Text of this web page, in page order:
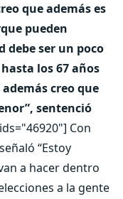
que además es
pueden
debe ser un poco
los 67 años
creo que
sentenció
Con
“Estoy
a hacer dentro
a la gente